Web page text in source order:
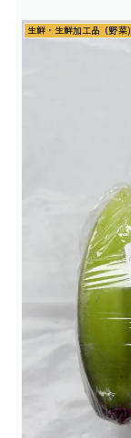
生鮮・生鮮加工品（野菜)